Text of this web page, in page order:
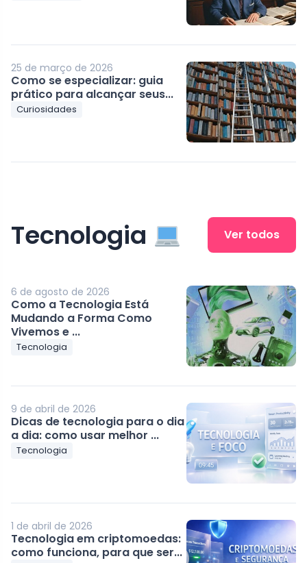
25 de março de 2026
Como se especializar: guia
prático para alcançar seus...
Curiosidades
Tecnologia Ver todos
6 de agosto de 2026
Como a Tecnologia Está
Mudando a Forma Como
Vivemos e ...
Tecnologia
9 de abril de 2026
Dicas de tecnologia para o dia
a dia: como usar melhor ...
Tecnologia
1 de abril de 2026
Tecnologia em criptomoedas:
como funciona, para que ser...